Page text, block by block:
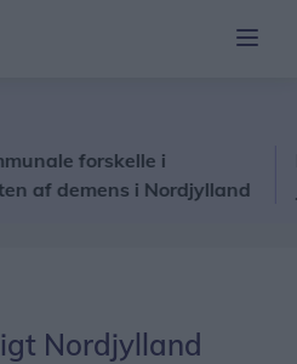
forskelle i
demens i Nordjylland
Nordjylland